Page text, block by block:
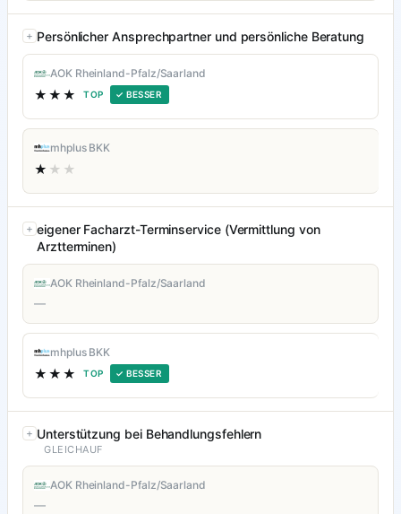
Persönlicher Ansprechpartner und persönliche Beratung
AOK Rheinland-Pfalz/Saarland
★★★ TOP ✓ BESSER
mhplus BKK
★ ★★
eigener Facharzt-Terminservice (Vermittlung von
Arztterminen)
AOK Rheinland-Pfalz/Saarland
—
mhplus BKK
★★★ TOP ✓ BESSER
Unterstützung bei Behandlungsfehlern
GLEICHAUF
AOK Rheinland-Pfalz/Saarland
—